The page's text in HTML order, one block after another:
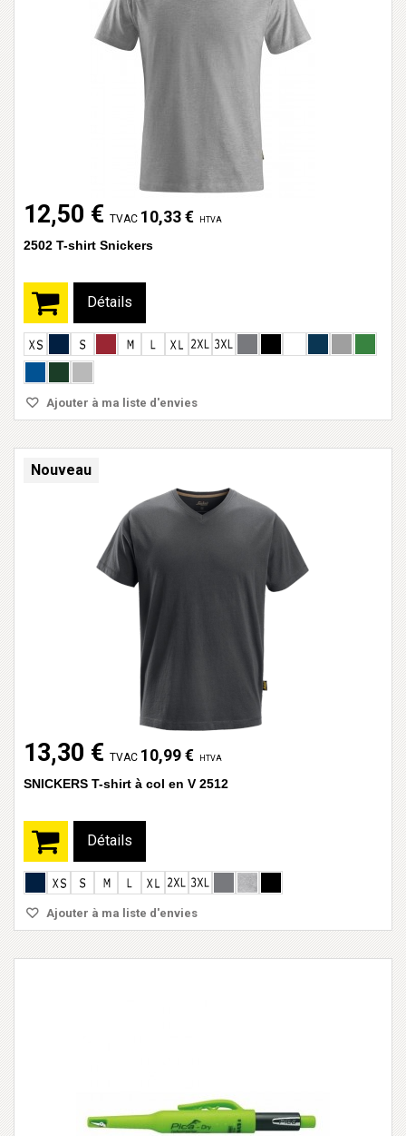
12,50 € TVAC 10,33 € HTVA
2502 T-shirt Snickers
Détails
Ajouter à ma liste d'envies
Nouveau
13,30 € TVAC 10,99 € HTVA
SNICKERS T-shirt à col en V 2512
Détails
Ajouter à ma liste d'envies